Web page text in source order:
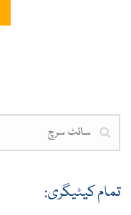
تمام کیٹیگری: